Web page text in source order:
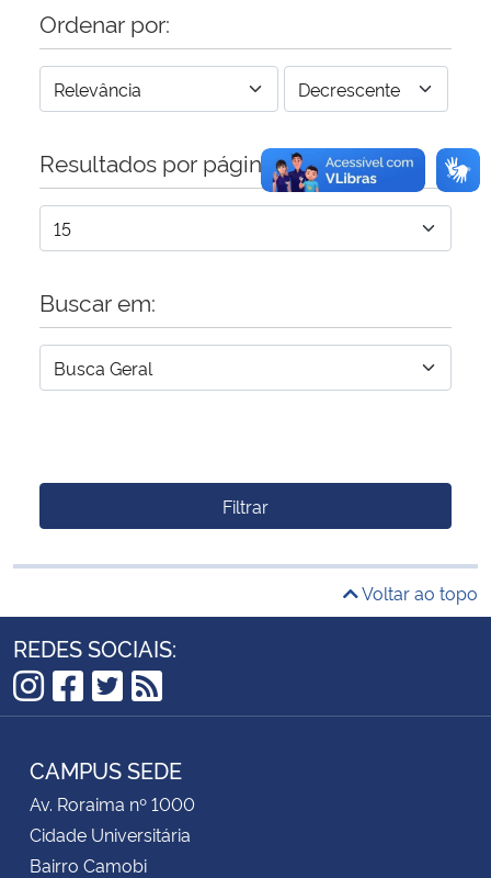
Advocacia-Geral da União
Ordenar por:
Resultados por página:
Buscar em:
Filtrar
Voltar ao topo
REDES SOCIAIS:
Instagram
Facebook
Twitter
RSS
CAMPUS SEDE
Av. Roraima nº 1000
Cidade Universitária
Bairro Camobi